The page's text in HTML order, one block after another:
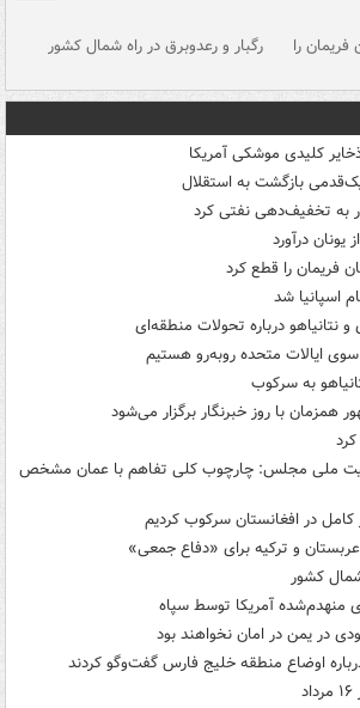
را رگبار و رعدوبرق در راه شمال کشور
کلیدی موشکی آمریکا
یک‌قدمی بازگشت به استقلال
به تخفیف‌دهی نفتی کرد
یونان درآورد
فریمان را قطع کرد
اسپانیا شد
درباره تحولات منطقه‌ای
سوی ایالات متحده روبه‌رو هستیم
به سرکوب
با روز خبرنگار برگزار می‌شود
ملی مجلس: چارچوب کلی تفاهم با عمان مشخص
کامل در افغانستان سرکوب کردیم
و ترکیه برای «دفاع جمعی»
شمال کشور
منهدم‌شده آمریکا توسط سپاه
در یمن در امان نخواهند بود
اوضاع منطقه خلیج فارس گفت‌وگو کردند